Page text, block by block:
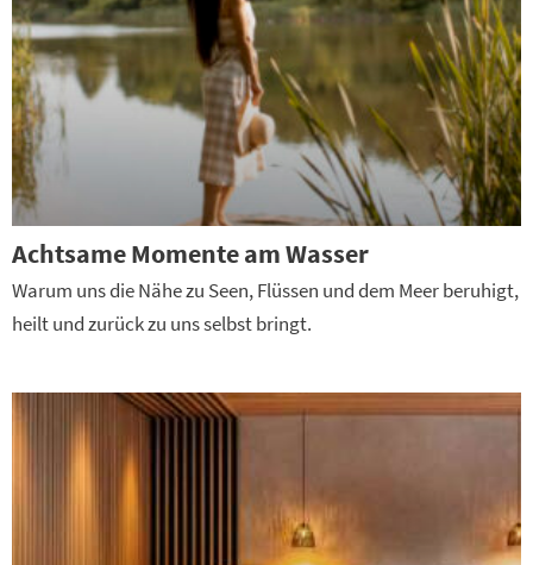
Achtsame Momente am Wasser
Warum uns die Nähe zu Seen, Flüssen und dem Meer beruhigt,
heilt und zurück zu uns selbst bringt.